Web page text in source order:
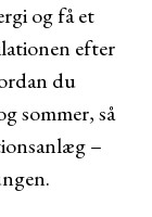
og få et
efter
du
sommer, så
–